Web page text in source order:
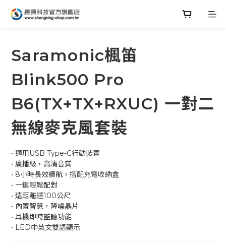
Saramonic楓笛
Blink500 Pro
B6(TX+TX+RXUC) 一對二
無線麥克風套裝
• 適用USB Type-C行動裝置
• 廣播級，高清音質
• 8小時長效續航，搭配充電收納盒
• 一鍵輕鬆配對
• 遠距離達100公尺
• 內置智慧，降噪晶片
• 耳機即時監聽功能
• LED中英文雙語顯示